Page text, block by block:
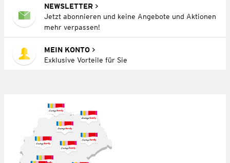
NEWSLETTER
Jetzt abonnieren und keine Angebote und Aktionen
mehr verpassen!
MEIN KONTO
Exklusive Vorteile für Sie